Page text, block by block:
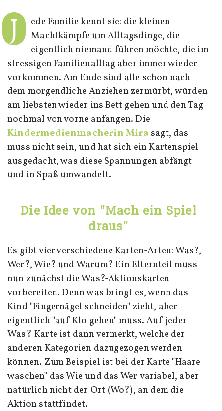
J
ede Familie kennt sie: die kleinen
Machtkämpfe um Alltagsdinge, die
eigentlich niemand führen möchte, die im
stressigen Familienalltag aber immer wieder
vorkommen. Am Ende sind alle schon nach
dem morgendliche Anziehen zermürbt, würden
am liebsten wieder ins Bett gehen und den Tag
nochmal von vorne anfangen. Die
Kindermedienmacherin Mira sagt, das
muss nicht sein, und hat sich ein Kartenspiel
ausgedacht, was diese Spannungen abfängt
und in Spaß umwandelt.
Die Idee von "Mach ein Spiel
draus"
Es gibt vier verschiedene Karten-Arten: Was?,
Wer?, Wie? und Warum? Ein Elternteil muss
nun zunächst die Was?-Aktionskarten
vorbereiten. Denn was bringt es, wenn das
Kind "Fingernägel schneiden" zieht, aber
eigentlich "auf Klo gehen" muss. Auf jeder
Was?-Karte ist dann vermerkt, welche der
anderen Kategorien dazugezogen werden
können. Zum Beispiel ist bei der Karte "Haare
waschen" das Wie und das Wer variabel, aber
natürlich nicht der Ort (Wo?), an dem die
Aktion stattfindet.